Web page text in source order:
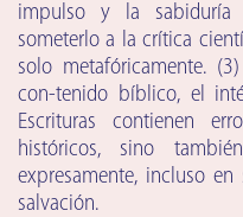
impulso y la sabiduría
someterlo a la crítica
solo metafóricamente.
con-tenido bíblico, el
Escrituras contienen
históricos, sino
expresamente, incluso
salvación.